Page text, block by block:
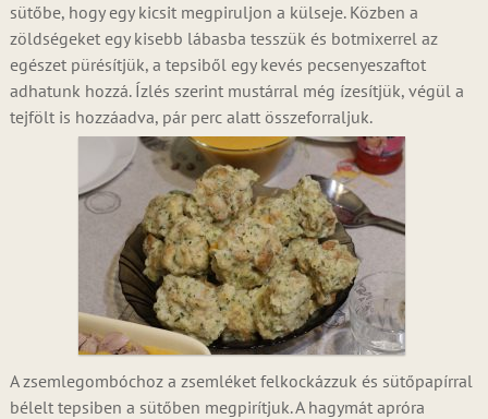
sütőbe, hogy egy kicsit megpiruljon a külseje. Közben a
zöldségeket egy kisebb lábasba tesszük és botmixerrel az
egészet pürésítjük, a tepsiből egy kevés pecsenyeszaftot
adhatunk hozzá. Ízlés szerint mustárral még ízesítjük, végül a
tejfölt is hozzáadva, pár perc alatt összeforraljuk.
A zsemlegombóchoz a zsemléket felkockázzuk és sütőpapírral
bélelt tepsiben a sütőben megpirítjuk. A hagymát apróra